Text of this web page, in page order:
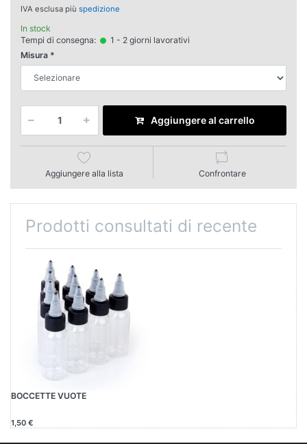
IVA esclusa più spedizione
In stock
Tempi di consegna:
1 - 2 giorni lavorativi
Misura
Aggiungere al carrello
Aggiungere alla lista Confrontare
Prodotti consultati di recente
BOCCETTE VUOTE
1,50 €